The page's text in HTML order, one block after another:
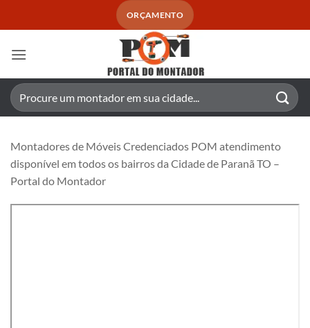
ORÇAMENTO
Pesquisar
por:
Montadores de Móveis Credenciados POM atendimento
disponível em todos os bairros da Cidade de Paranã TO –
Portal do Montador